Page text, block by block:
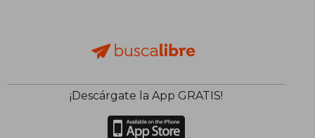
¡Descárgate la App GRATIS!